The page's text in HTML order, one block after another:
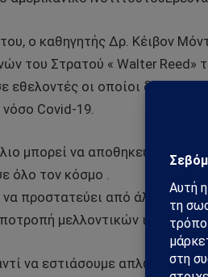
ο καθηγητής Δρ. Κέιβον
του Στρατού « Walter Reed»
εθελοντές οι οποίοι δεν
Covid-19.
μπορεί να αποθηκευτεί σε
όλο τον κόσμο .
προστατεύει από άλλους
μελλοντικών ιών,
να εστιάσουμε απλώς στην